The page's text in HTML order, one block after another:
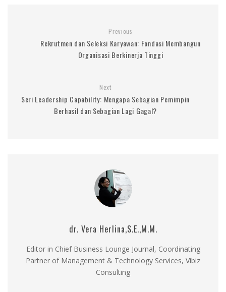
Previous
Rekrutmen dan Seleksi Karyawan: Fondasi Membangun
Organisasi Berkinerja Tinggi
Next
Seri Leadership Capability: Mengapa Sebagian Pemimpin
Berhasil dan Sebagian Lagi Gagal?
dr. Vera Herlina,S.E.,M.M.
Editor in Chief Business Lounge Journal, Coordinating
Partner of Management & Technology Services, Vibiz
Consulting